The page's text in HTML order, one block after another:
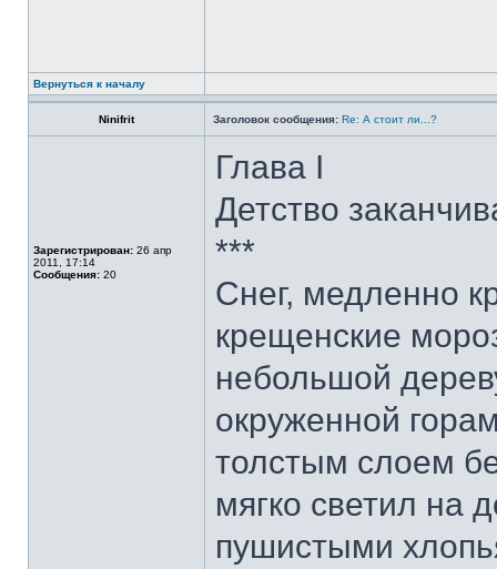
Вернуться к началу
Ninifrit Заголовок сообщения: Re: А стоит ли...?
Зарегистрирован: 26 апр
2011, 17:14
Сообщения: 20
Глава I
Детство
***
Снег, медленно
крещенские
небольшой
окруженной
толстым слоем
мягко светил на
пушистыми